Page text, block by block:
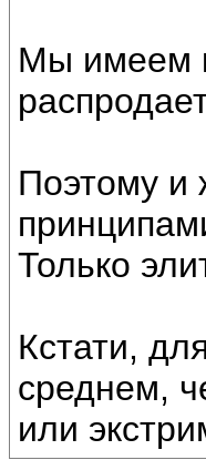
Мы имеем
Поэтому и
Только
Кстати,
среднем,
или